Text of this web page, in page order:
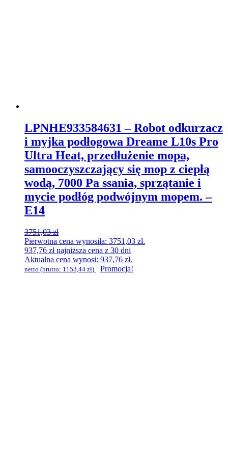
LPNHE933584631 – Robot odkurzacz
i myjka podłogowa Dreame L10s Pro
Ultra Heat, przedłużenie mopa,
samooczyszczający się mop z ciepłą
wodą, 7000 Pa ssania, sprzątanie i
mycie podłóg podwójnym mopem. –
E14
3751,03zł
Pierwotna cena wynosiła: 3751,03 zł.
937,76 złnajniższa cena z 30 dni
Aktualna cena wynosi: 937,76 zł.
netto (brutto: 1153,44 zł) Promocja!